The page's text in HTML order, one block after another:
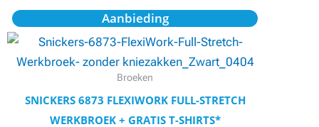
de
productpagina
Aanbieding
Broeken
SNICKERS 6873 FLEXIWORK FULL-STRETCH
WERKBROEK + GRATIS T-SHIRTS*
Oorspronkelijke
prijs
was:
€102,97.
Huidige
prijs
is:
€92,54.
Dit
product
heeft
meerdere
variaties.
Deze